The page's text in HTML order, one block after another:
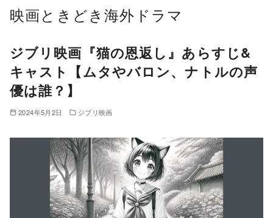
映画ときどき海外ドラマ
ジブリ映画『猫の恩返し』あらすじ&
キャスト【ムタやバロン、ナトルの声
優は誰？】
2024年5月2日 ジブリ映画